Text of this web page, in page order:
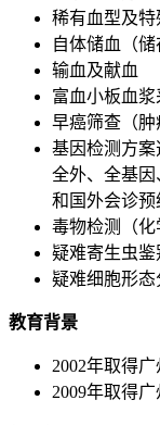
稀有血型及特
自体储血（储
输血及献血
富血小板血浆
早癌筛查（肿
基因检测方案
全外、全基
和国外会诊预
毒物检测（化
疑难寄生虫鉴
疑难细胞形态
教育背景
2002年取得
2009年取得